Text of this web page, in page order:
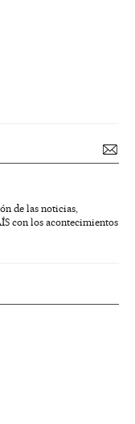
de las noticias,
con los acontecimientos